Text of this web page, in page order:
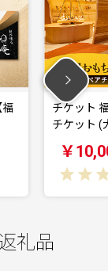
チケット 福岡おもち
チケット (大人…
￥10,000
(
礼品